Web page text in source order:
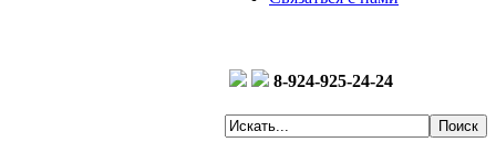
8-924-925-24-24